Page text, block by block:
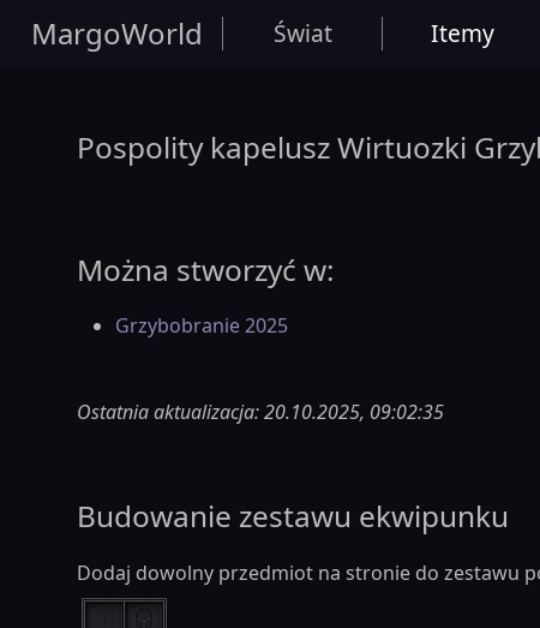
MargoWorld Świat Itemy
Pospolity kapelusz Wirtuozki
Można stworzyć w:
Grzybobranie 2025
Ostatnia aktualizacja: 20.10.2025, 09:02:35
Budowanie zestawu ekwipunku
Dodaj dowolny przedmiot na stronie do zestawu